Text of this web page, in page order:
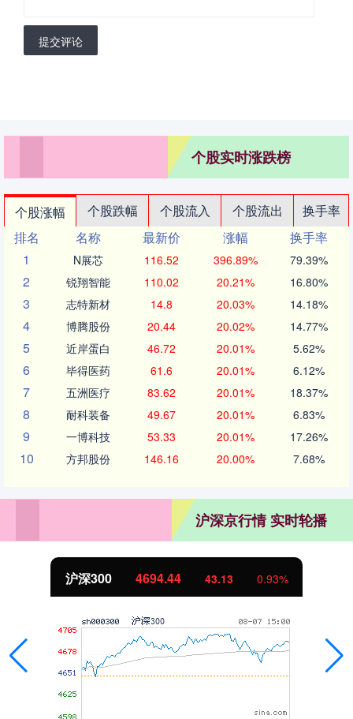
提交评论
个股实时涨跌榜
个股涨幅 个股跌幅 个股流入 个股流出
换手率
排名
名称 最新价 涨幅
换手率
1
N展芯 116.52 396.89% 79.39%
2 锐翔智能 110.02 20.21% 16.80%
3 志特新材 14.8 20.03% 14.18%
4 博腾股份 20.44 20.02% 14.77%
5 近岸蛋白 46.72 20.01% 5.62%
6 毕得医药 61.6 20.01% 6.12%
7 五洲医疗 83.62 20.01% 18.37%
8 耐科装备 49.67 20.01% 6.83%
9 一博科技 53.33 20.01% 17.26%
10 方邦股份 146.16 20.00% 7.68%
沪深京行情 实时轮播
沪深300 4694.44 43.13 0.93%